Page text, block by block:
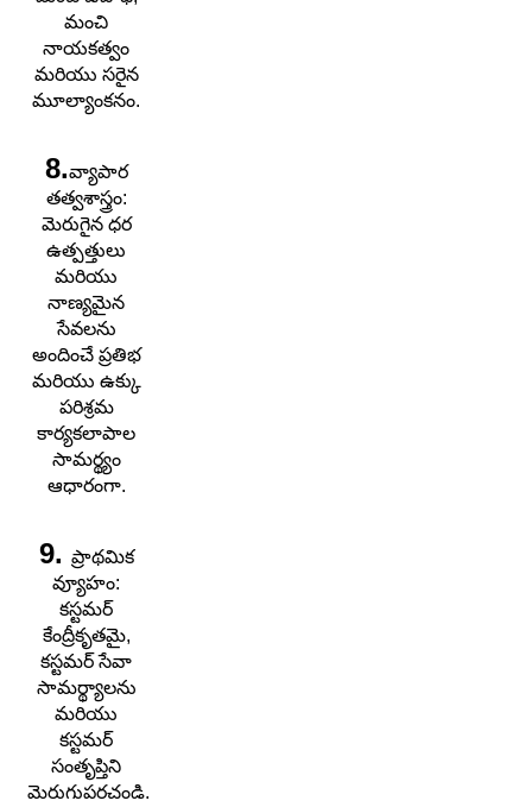
మంచి
నాయకత్వం
మరియు సరైన
మూల్యాంకనం.
8.వ్యాపార
తత్వశాస్త్రం:
మెరుగైన ధర
ఉత్పత్తులు
మరియు
నాణ్యమైన
సేవలను
అందించే ప్రతిభ
మరియు ఉక్కు
పరిశ్రమ
కార్యకలాపాల
సామర్థ్యం
ఆధారంగా.
9. ప్రాథమిక
వ్యూహం:
కస్టమర్
కేంద్రీకృతమై,
కస్టమర్ సేవా
సామర్థ్యాలను
మరియు
కస్టమర్
సంతృప్తిని
మెరుగుపరచండి.